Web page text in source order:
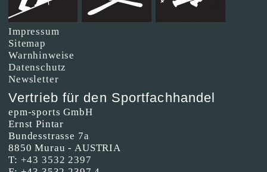
Impressum
Sitemap
Warnhinweise
Datenschutz
Newsletter
Vertrieb für den Sportfachhandel
epm-sports GmbH
Ernst Pintar
Bundesstrasse 7a
8850 Murau - AUSTRIA
T: +43 3532 2397